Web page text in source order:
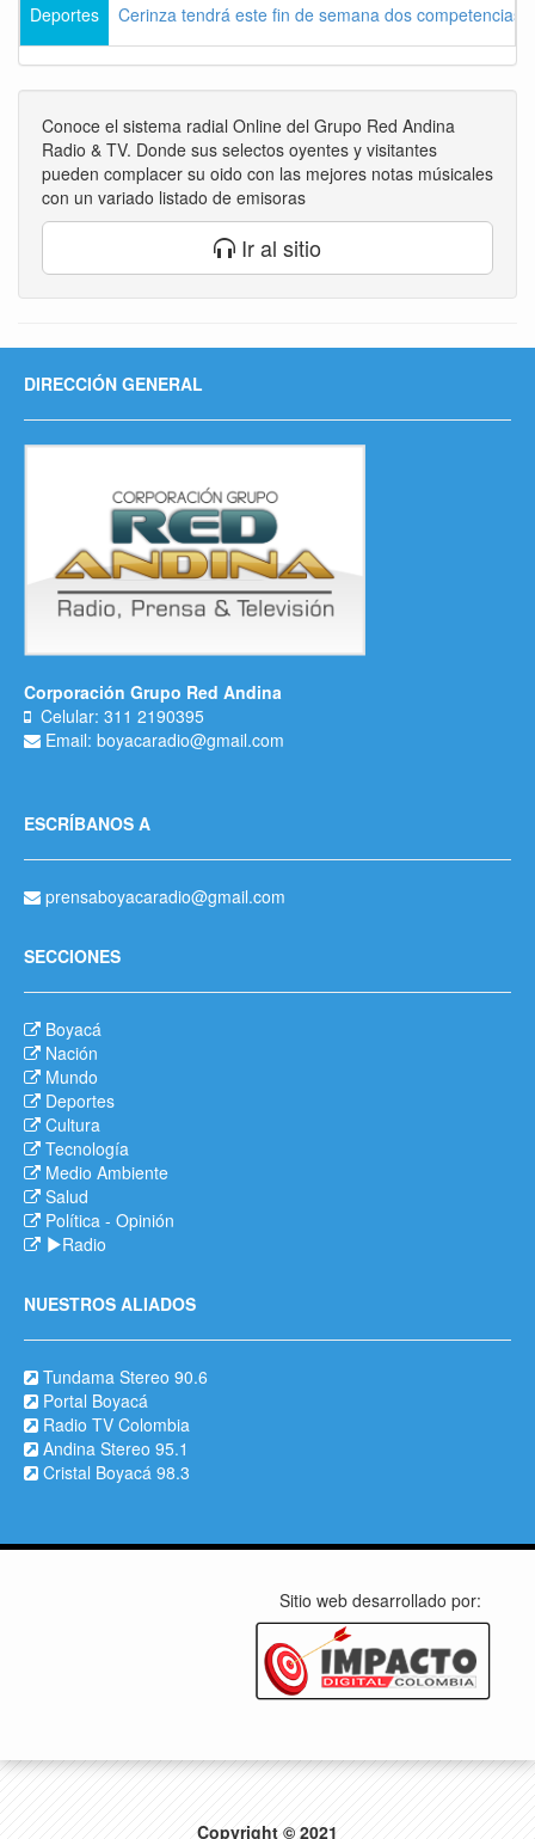
Deportes Cerinza tendrá este fin de semana dos competencias
Conoce el sistema radial Online del Grupo Red Andina
Radio & TV. Donde sus selectos oyentes y visitantes
pueden complacer su oido con las mejores notas músicales
con un variado listado de emisoras
Ir al sitio
DIRECCIÓN GENERAL
Corporación Grupo Red Andina
Celular: 311 2190395
Email: boyacaradio@gmail.com
ESCRÍBANOS A
prensaboyacaradio@gmail.com
SECCIONES
Boyacá
Nación
Mundo
Deportes
Cultura
Tecnología
Medio Ambiente
Salud
Política - Opinión
Radio
NUESTROS ALIADOS
Tundama Stereo 90.6
Portal Boyacá
Radio TV Colombia
Andina Stereo 95.1
Cristal Boyacá 98.3
Sitio web desarrollado por:
Copyright © 2021